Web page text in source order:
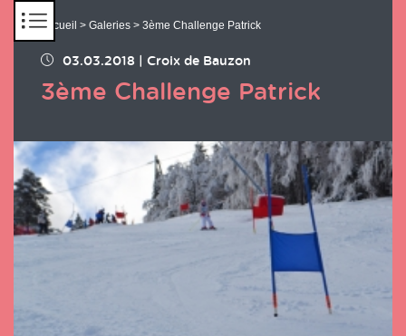
Accueil > Galeries > 3ème Challenge Patrick
03.03.2018 Croix de Bauzon
3ème Challenge Patrick
Chargement des images en cours...